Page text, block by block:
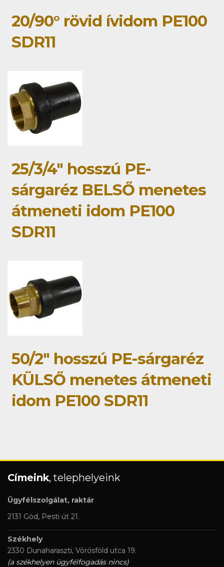
20/90° rövid ívidom PE100
SDR11
25/3/4" hosszú PE-
sárgaréz BELSŐ menetes
átmeneti idom PE100
SDR11
50/2" hosszú PE-sárgaréz
KÜLSŐ menetes átmeneti
idom PE100 SDR11
Címeink, telephelyeink
Ügyfélszolgálat, raktár
2131 Göd, Pesti út 21.
Székhely
2330 Dunaharaszti, Vörösföld utca 19.
(a székhelyen ügyfélfogadás nincs)